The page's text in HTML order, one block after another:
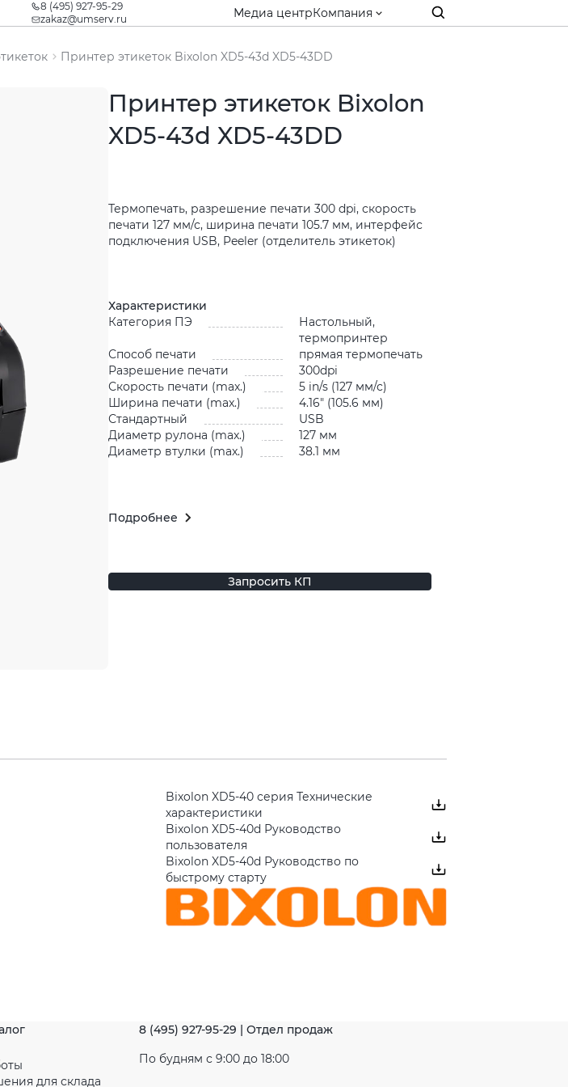
8 (495) 927-95-29
zakaz@umserv.ru
Медиа центрКомпания
Принтер этикеток Bixolon XD5-43d XD5-43DD
Принтер этикеток Bixolon
XD5-43d XD5-43DD
Термопечать, разрешение печати 300 dpi, скорость
печати 127 мм/с, ширина печати 105.7 мм, интерфейс
подключения USB, Peeler (отделитель этикеток)
Характеристики
Категория ПЭ
Настольный,
термопринтер
Способ печати
прямая термопечать
Разрешение печати
300dpi
Скорость печати (max.)
5 in/s (127 мм/с)
Ширина печати (max.)
4.16″ (105.6 мм)
Стандартный
USB
Диаметр рулона (max.)
127 мм
Диаметр втулки (max.)
38.1 мм
Подробнее
Запросить КП
Bixolon XD5-40 серия Технические
характеристики
Bixolon XD5-40d Руководство
пользователя
Bixolon XD5-40d Руководство по
быстрому старту
для склада
8 (495) 927-95-29 | Отдел продаж
По будням с 9:00 до 18:00